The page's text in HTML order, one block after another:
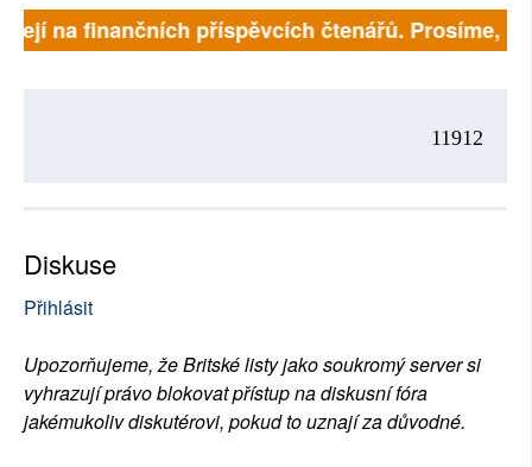
na finančních příspěvcích čtenářů. Prosíme,
11912
Diskuse
Přihlásit
Upozorňujeme, že Britské listy jako soukromý server si
vyhrazují právo blokovat přístup na diskusní fóra
jakémukoliv diskutérovi, pokud to uznají za důvodné.